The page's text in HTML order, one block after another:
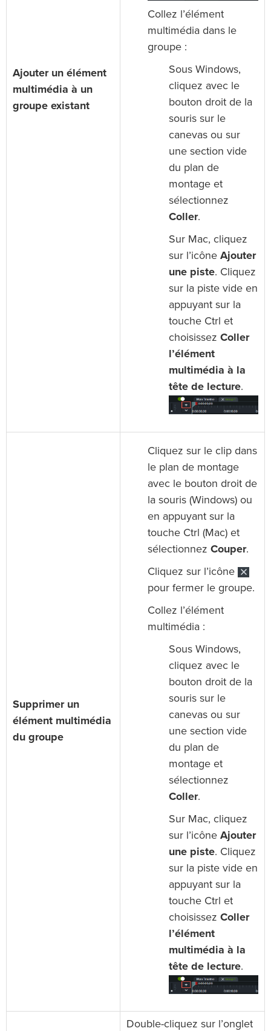
Ajouter un élément
multimédia à un
groupe existant
Collez l’élément
multimédia dans le
groupe :
Sous Windows,
cliquez avec le
bouton droit de la
souris sur le
canevas ou sur
une section vide
du plan de
montage et
sélectionnez
Coller.
Sur Mac, cliquez
sur l’icône Ajouter
une piste. Cliquez
sur la piste vide en
appuyant sur la
touche Ctrl et
choisissez Coller
l’élément
multimédia à la
tête de lecture.
Supprimer un
élément multimédia
du groupe
Cliquez sur le clip dans
le plan de montage
avec le bouton droit de
la souris (Windows) ou
en appuyant sur la
touche Ctrl (Mac) et
sélectionnez Couper.
Cliquez sur l’icône
pour fermer le groupe.
Collez l’élément
multimédia :
Sous Windows,
cliquez avec le
bouton droit de la
souris sur le
canevas ou sur
une section vide
du plan de
montage et
sélectionnez
Coller.
Sur Mac, cliquez
sur l’icône Ajouter
une piste. Cliquez
sur la piste vide en
appuyant sur la
touche Ctrl et
choisissez Coller
l’élément
multimédia à la
tête de lecture.
Double-cliquez sur l’onglet